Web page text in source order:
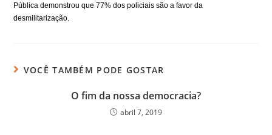
Pública demonstrou que 77% dos policiais são a favor da
desmilitarização.
VOCÊ TAMBÉM PODE GOSTAR
O fim da nossa democracia?
abril 7, 2019